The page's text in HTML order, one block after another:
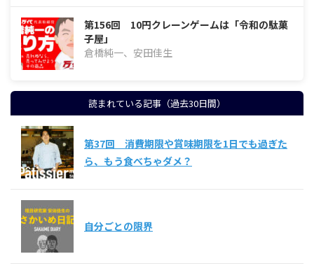
第156回 10円クレーンゲームは「令和の駄菓
子屋」
倉橋純一、安田佳生
読まれている記事（過去30日間）
第37回 消費期限や賞味期限を1日でも過ぎた
ら、もう食べちゃダメ？
自分ごとの限界